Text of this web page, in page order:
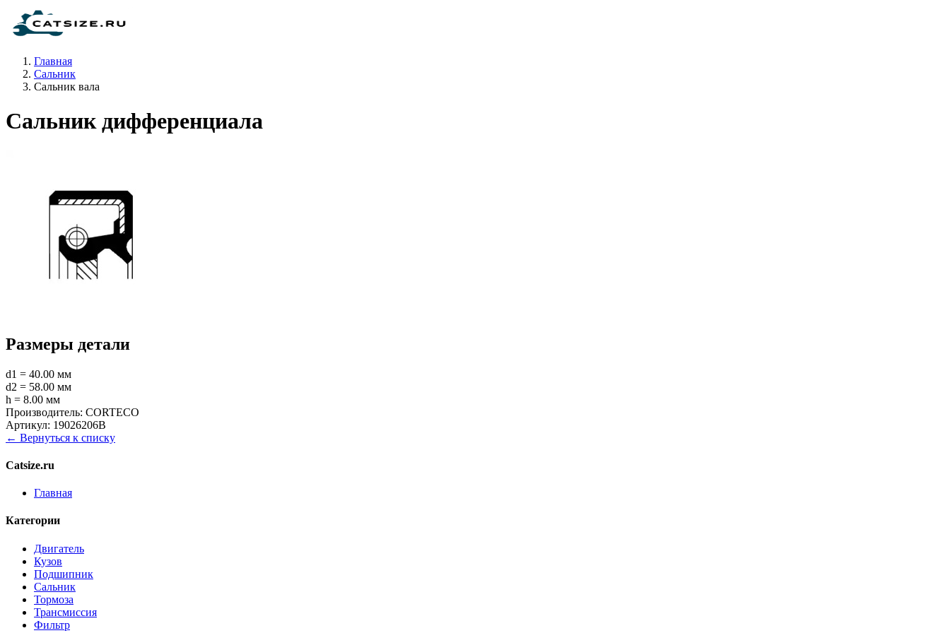
Главная
Сальник
Сальник вала
Сальник дифференциала
Размеры детали
d1 = 40.00 мм
d2 = 58.00 мм
h = 8.00 мм
Производитель: CORTECO
Артикул: 19026206B
← Вернуться к списку
Catsize.ru
Главная
Категории
Двигатель
Кузов
Подшипник
Сальник
Тормоза
Трансмиссия
Фильтр